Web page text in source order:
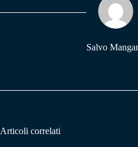
pp m
Salvo
Articoli correlati